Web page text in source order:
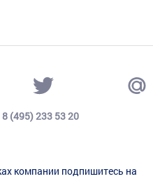
8 (495) 233 53 20
компании подпишитесь на